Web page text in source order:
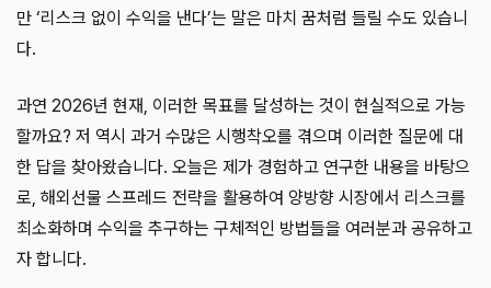
만 ‘리스크 없이 수익을 낸다’는 말은 마치 꿈처럼 들릴 수도 있습니
다.
과연 2026년 현재, 이러한 목표를 달성하는 것이 현실적으로 가능
할까요? 저 역시 과거 수많은 시행착오를 겪으며 이러한 질문에 대
한 답을 찾아왔습니다. 오늘은 제가 경험하고 연구한 내용을 바탕으
로, 해외선물 스프레드 전략을 활용하여 양방향 시장에서 리스크를
최소화하며 수익을 추구하는 구체적인 방법들을 여러분과 공유하고
자 합니다.